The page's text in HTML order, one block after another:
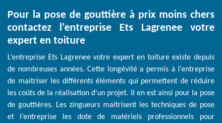
Pour la pose de gouttière à prix moins chers
contactez l’entreprise Ets Lagrenee votre
expert en toiture
L’entreprise Ets Lagrenee votre expert en toiture existe depuis
de nombreuses années. Cette longévité a permis à l’entreprise
de maitriser les différents éléments qui permettent de réduire
les coûts de la réalisation d’un projet. Il en est ainsi pour la pose
de gouttières. Les zingueurs maitrisent les techniques de pose
et l’entreprise les dote de matériels professionnels pour